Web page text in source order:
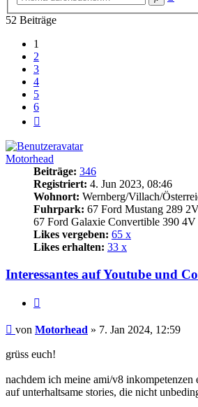
52 Beiträge
1
2
3
4
5
6
Motorhead
Beiträge: 346
Registriert: 4. Jun 2023, 08:46
Wohnort: Wernberg/Villach/
Fuhrpark: 67 Ford Mustang 289
67 Ford Galaxie Convertible 390 4V
Likes vergeben: 65 x
Likes erhalten: 33 x
Interessantes auf Youtube und
Beitrag
von Motorhead » 7. Jan 2024, 12:59
grüss euch!
nachdem ich meine ami/v8
auf unterhaltsame stories, die nicht